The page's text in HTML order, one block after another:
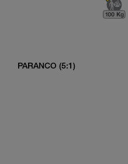
PARANCO (5:1)